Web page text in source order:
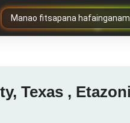
Manao fitsapana
Texas ,